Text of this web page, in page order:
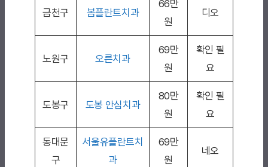
금천구 봄플란트치과
66만
원
디오
노원구 오른치과
69만
원
확인 필
요
도봉구 도봉 안심치과
80만
원
확인 필
요
동대문
구
서울유플란트치
과
69만
원
네오